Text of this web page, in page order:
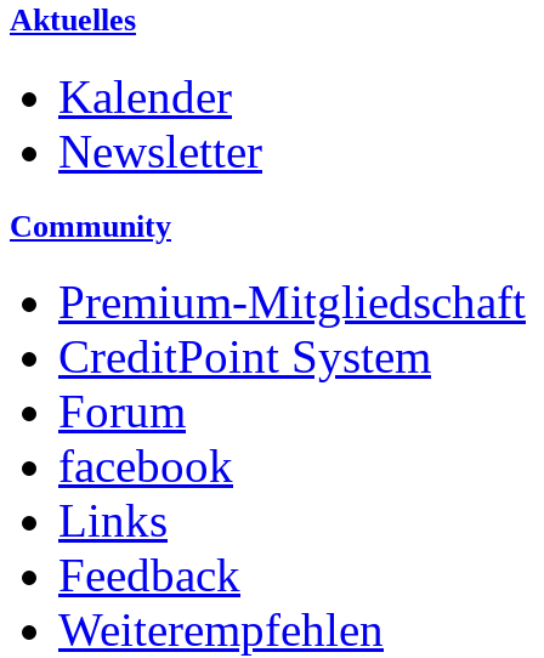
Aktuelles
Kalender
Newsletter
Community
Premium-Mitgliedschaft
CreditPoint System
Forum
facebook
Links
Feedback
Weiterempfehlen